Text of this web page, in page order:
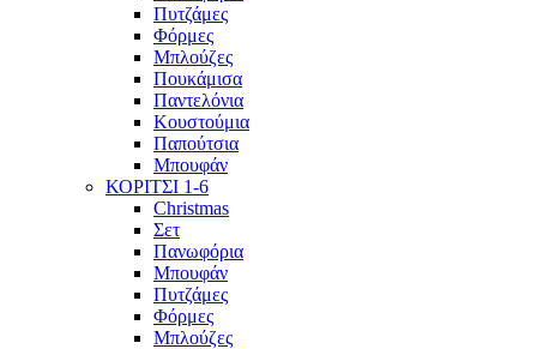
Πυτζάμες
Φόρμες
Μπλούζες
Πουκάμισα
Παντελόνια
Κουστούμια
Παπούτσια
Μπουφάν
ΚΟΡΙΤΣΙ 1-6
Christmas
Σετ
Πανωφόρια
Μπουφάν
Πυτζάμες
Φόρμες
Μπλούζες